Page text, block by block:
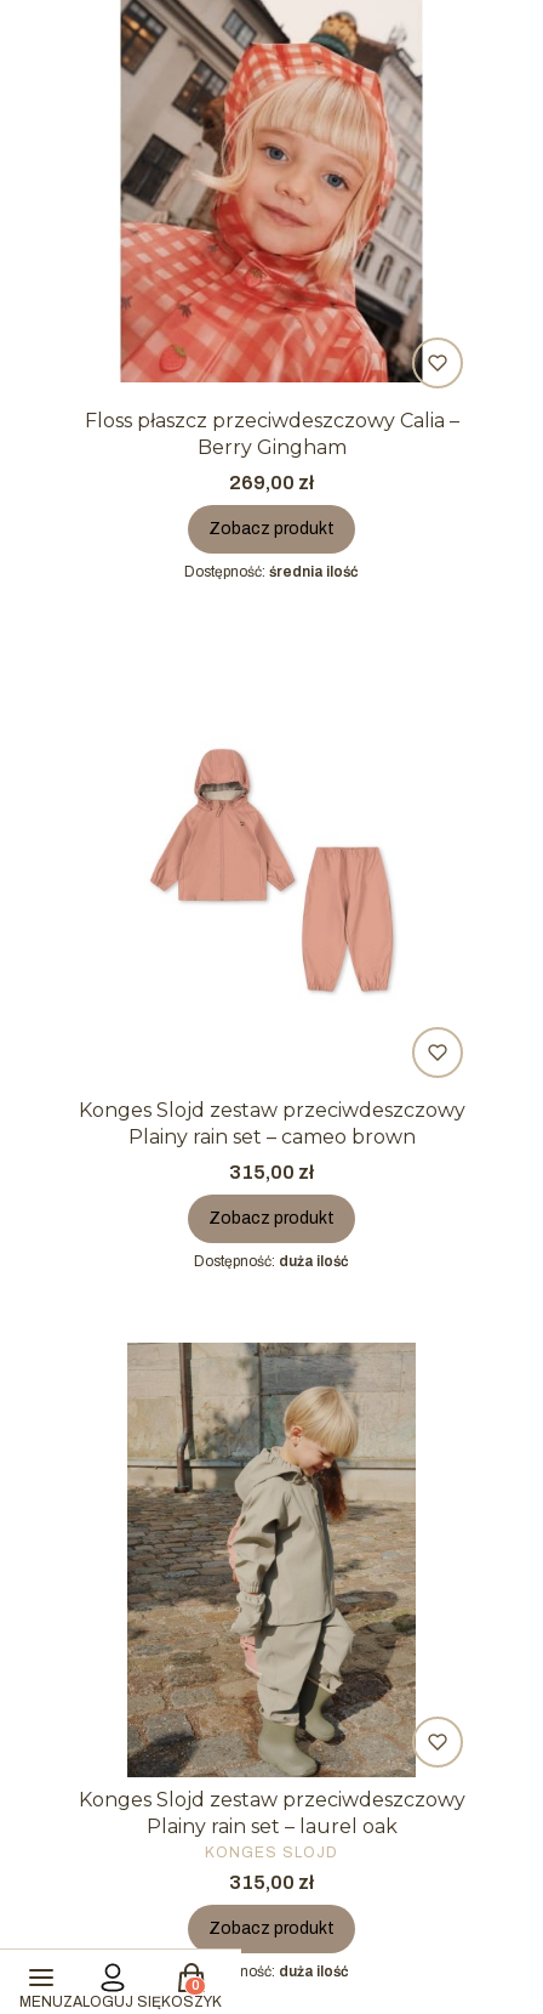
Floss płaszcz przeciwdeszczowy Calia –
Berry Gingham
Cena
269,00 zł
Zobacz produkt
Dostępność: średnia ilość
Konges Slojd zestaw przeciwdeszczowy
Plainy rain set – cameo brown
Cena
315,00 zł
Zobacz produkt
Dostępność: duża ilość
Konges Slojd zestaw przeciwdeszczowy
Plainy rain set – laurel oak
PRODUCENT
KONGES SLOJD
Cena
315,00 zł
Zobacz produkt
Dostępność: duża ilość
MENUZALOGUJ SIĘ
Produkty w koszyku: 0. Zobacz szczegóły
KOSZYK